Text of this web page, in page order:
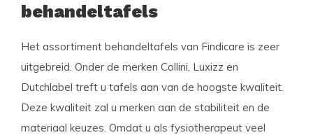
behandeltafels
Het assortiment behandeltafels van Findicare is zeer
uitgebreid. Onder de merken Collini, Luxizz en
Dutchlabel treft u tafels aan van de hoogste kwaliteit.
Deze kwaliteit zal u merken aan de stabiliteit en de
materiaal keuzes. Omdat u als fysiotherapeut veel